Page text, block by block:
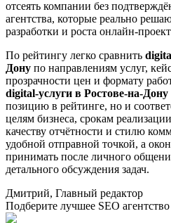
отсеять компании без
агентства, которые реально
разработки и роста онлайн-
По рейтингу легко сравнить
Дону по направлениям услуг,
прозрачности цен и формату
digital-услуги в Ростове-на-Дону
позицию в рейтинге, но и
целям бизнеса, срокам
качеству отчётности и стилю
удобной отправной точкой, а
принимать после личного
детального обсуждения задач.
Дмитрий, Главный редактор
Подберите лучшее SEO агентство